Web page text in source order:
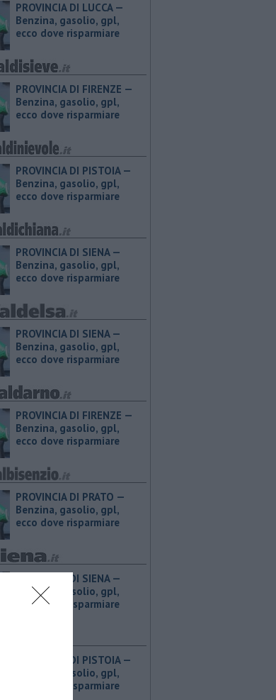
PROVINCIA DI LUCCA — ​
Benzina, gasolio, gpl,
ecco dove risparmiare
PROVINCIA DI FIRENZE — ​
Benzina, gasolio, gpl,
ecco dove risparmiare
PROVINCIA DI PISTOIA — ​
Benzina, gasolio, gpl,
ecco dove risparmiare
PROVINCIA DI SIENA — ​
Benzina, gasolio, gpl,
ecco dove risparmiare
PROVINCIA DI SIENA — ​
Benzina, gasolio, gpl,
ecco dove risparmiare
PROVINCIA DI FIRENZE — ​
Benzina, gasolio, gpl,
ecco dove risparmiare
PROVINCIA DI PRATO — ​
Benzina, gasolio, gpl,
ecco dove risparmiare
PROVINCIA DI SIENA — ​
Benzina, gasolio, gpl,
ecco dove risparmiare
PROVINCIA DI PISTOIA — ​
Benzina, gasolio, gpl,
ecco dove risparmiare